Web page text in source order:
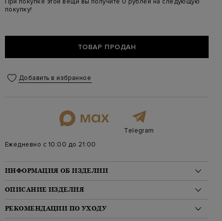
покупку!
ТОВАР ПРОДАН
Добавить в избранное
Telegram
Ежедневно с 10:00 до 21:00
ИНФОРМАЦИЯ ОБ ИЗДЕЛИИ
Материал: лен 65%, хлопок 34%, эластан 1%
На модели: 176/84/59/87 на модели размер 40
Стиль: Прямые, Однотонный
Цвет: Синий
ОПИСАНИЕ ИЗДЕЛИЯ
Женские брюки Loose от Brunello Cucinelli созданы из легкой
саржи в приглушенном синем оттенке. Минималистичный крой
РЕКОМЕНДАЦИИ ПО УХОДУ